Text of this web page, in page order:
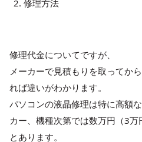
修理方法
修理代金についてですが、
メーカーで見積もりを取ってか
れば違いがわかります。
パソコンの液晶修理は特に高額
カー、機種次第では数万円（3
とあります。